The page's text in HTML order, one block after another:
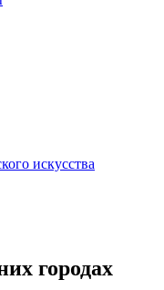
искусства
городах